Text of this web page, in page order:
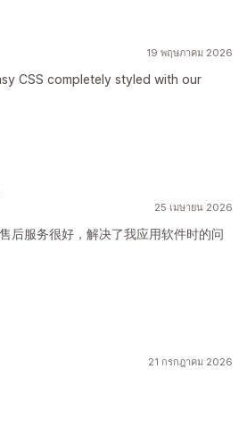
19 พฤษภาคม 2026
CSS completely styled with our
25 เมษายน 2026
后服务很好，解决了我应用软件时的问
21 กรกฎาคม 2026